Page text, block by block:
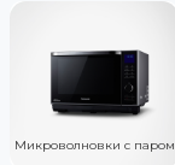
Микроволновки с паром